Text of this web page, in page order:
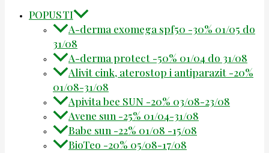
POPUSTI
A-derma exomega spf50 -30% 01/05 do
31/08
A-derma protect -50% 01/04 do 31/08
Alivit cink, aterostop i antiparazit -20%
01/08-31/08
Apivita bee SUN -20% 03/08-23/08
Avene sun -25% 01/04-31/08
Babe sun -22% 01/08 -15/08
BioTeo -20% 05/08-17/08